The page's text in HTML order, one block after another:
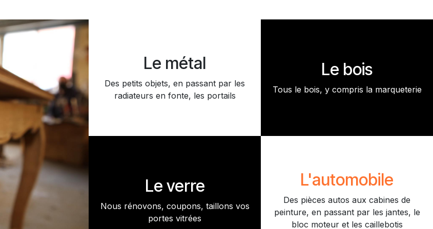
Le métal
Des petits objets, en passant par les
radiateurs en fonte, les portails
Le bois
Tous le bois, y compris la marqueterie
Le verre
Nous rénovons, coupons, taillons vos
portes vitrées
L'automobile
Des pièces autos aux cabines de
peinture, en passant par les jantes, le
bloc moteur et les caillebotis